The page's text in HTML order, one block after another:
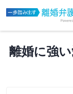
離婚に強